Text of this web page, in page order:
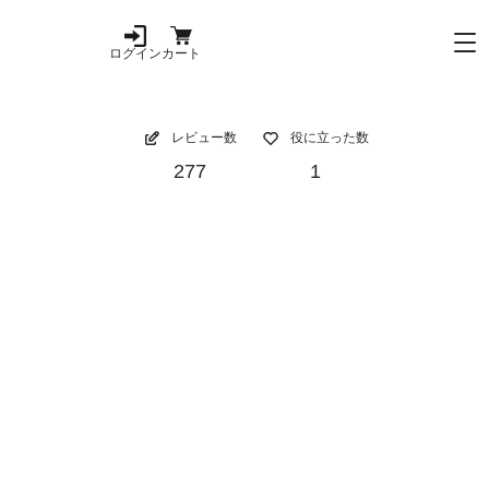
ログインカート
レビュー数
277
役に立った数
1